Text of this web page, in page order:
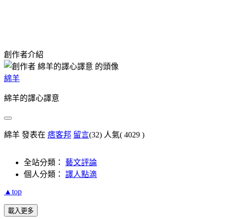
創作者介紹
綿羊
綿羊的譯心譯意
綿羊 發表在 痞客邦 留言(32) 人氣( 4029 )
全站分類： 藝文評論
個人分類： 譯人點滴
▲top
載入更多